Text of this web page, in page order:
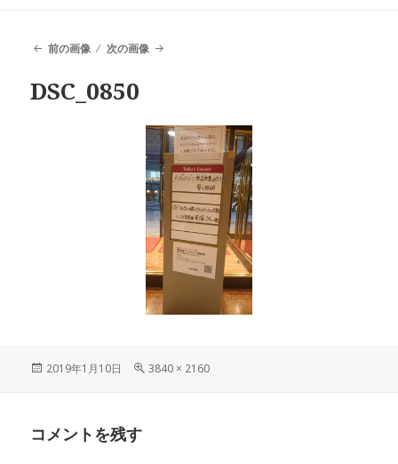
前の画像 次の画像
DSC_0850
投
2019年1月10日
フ
3840 × 2160
コメントを残す